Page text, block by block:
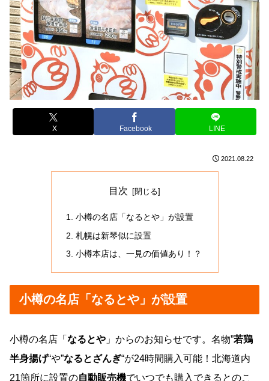
X Facebook LINE
2021.08.22
目次
小樽の名店「なるとや」が設置
札幌は新琴似に設置
小樽本店は、一見の価値あり！？
小樽の名店「なるとや」が設置
小樽の名店「 なるとや 」からのお知らせです。名物”若鶏
半身揚げ“や”なるとざんぎ“が24時間購入可能！北海道内
21箇所に設置の自動販売機でいつでも購入できるとのこ